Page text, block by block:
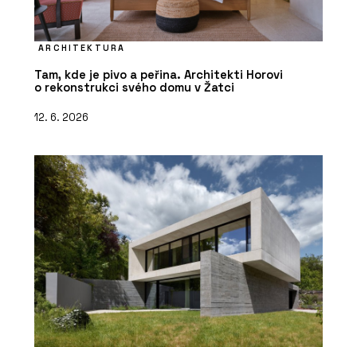
ARCHITEKTURA
Tam, kde je pivo a peřina. Architekti Horovi
o rekonstrukci svého domu v Žatci
12. 6. 2026